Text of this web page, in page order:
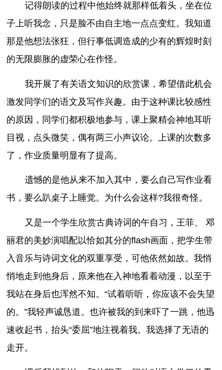
记得朗读的过程中他始终就那样低着头，坐在位
子上听我念，只是脸不由自主地一点点变红。我知道
那是他想法张狂，但行事低调造成的少有的辉煌时刻
的无限膨胀的虚荣心在作怪。
我开展了有关语文知识的欣赏课，希望借此机会
激发同学们的语文及写作兴趣。由于这种课比较感性
的原因，同学们都积极地参与，课上聚精会神地耳听
目视，点头微笑，偶有两三小声议论。上课的次数多
了，作业质量明显有了提高。
遗憾的是他从来不加入其中，要么自己写作业看
书，要么趴桌子上睡觉。为什么会这样?我很奇怪。
又是一个学生欣赏古典诗词的午自习，王菲、 邓
丽君的美妙演唱配以恰如其分的flash画面，把学生带
入音乐与诗词文化的双重享受，可他依然如故。我悄
悄地走到他身后，原来他在入神地看着动漫，以至于
我站在身后也浑然不知。“试着听听，你应该不会失望
的。”我轻声诚恳道。也许被我的到来吓了一跳，他迅
速收起书，抬头“委屈”地注视着我。我选择了无语的
走开。